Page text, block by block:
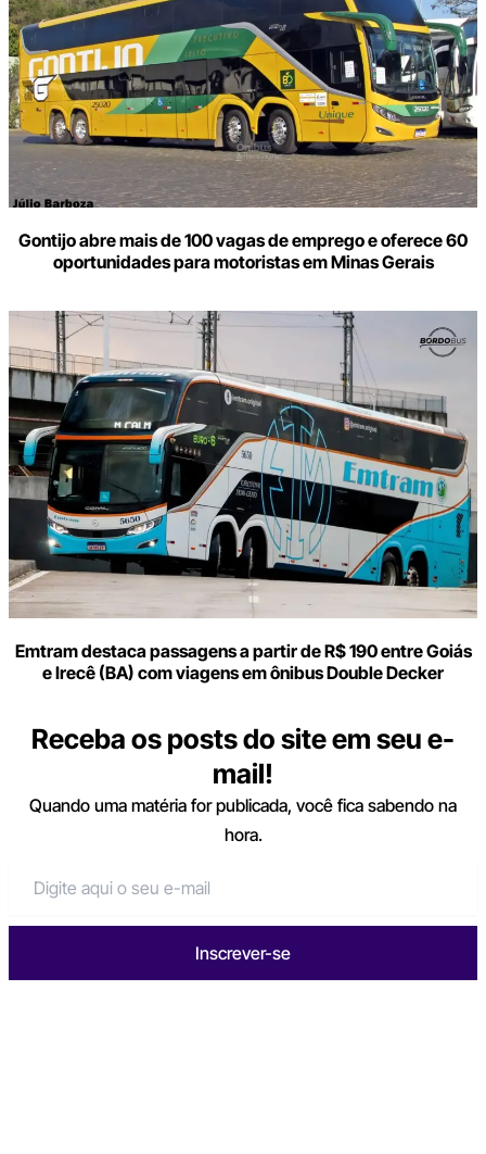
Gontijo abre mais de 100 vagas de emprego e oferece 60
oportunidades para motoristas em Minas Gerais
Emtram destaca passagens a partir de R$ 190 entre Goiás
e Irecê (BA) com viagens em ônibus Double Decker
Receba os posts do site em seu e-
mail!
Quando uma matéria for publicada, você fica sabendo na
hora.
Inscrever-se